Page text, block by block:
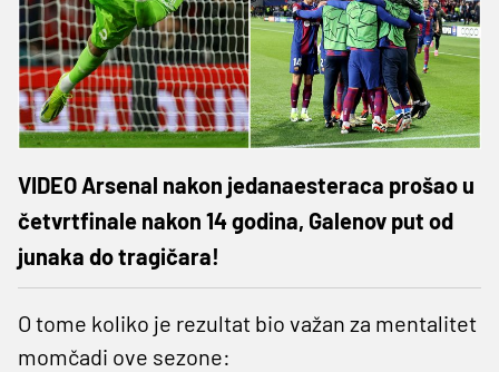
VIDEO Arsenal nakon jedanaesteraca prošao u
četvrtfinale nakon 14 godina, Galenov put od
junaka do tragičara!
O tome koliko je rezultat bio važan za mentalitet
momčadi ove sezone: